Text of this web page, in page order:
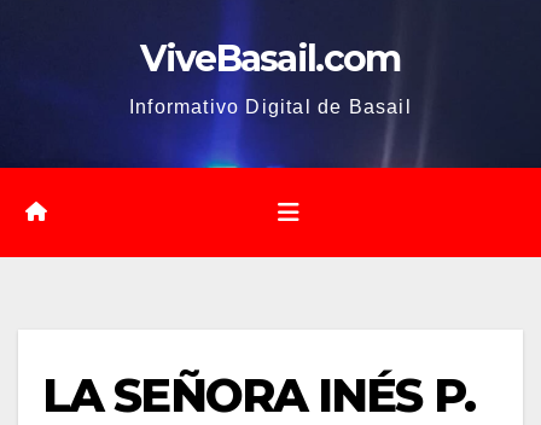
ViveBasail.com
Informativo Digital de Basail
LA SEÑORA INÉS P.